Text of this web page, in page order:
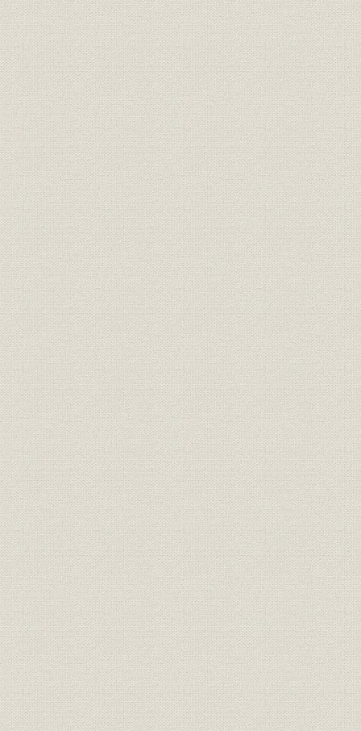
IBM1800
IBM2245
IBM2250
IBM2265
IBM2301
IBM2311
IBM2314
IBM2316
IBM2321
IBM2400
IBM2760
IBM2770
IBM2790
IBM29
IBM3031
IBM3032
IBM3033‐N
IBM3033プロセッサー
IBM303Xの分担生産
IBM305RAMAC
IBM3081
IBM308X